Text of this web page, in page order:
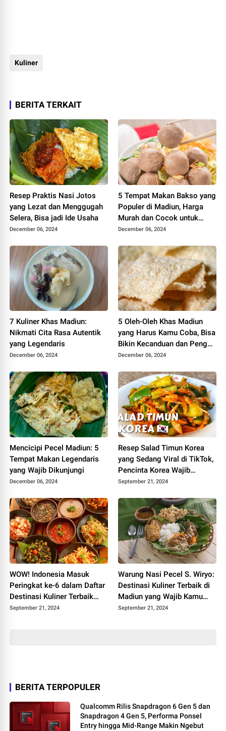
Kuliner
BERITA TERKAIT
Resep Praktis Nasi Jotos
yang Lezat dan Menggugah
Selera, Bisa jadi Ide Usaha
December 06, 2024
5 Tempat Makan Bakso yang
Populer di Madiun, Harga
Murah dan Cocok untuk
Semua Lidah
December 06, 2024
7 Kuliner Khas Madiun:
Nikmati Cita Rasa Autentik
yang Legendaris
December 06, 2024
5 Oleh-Oleh Khas Madiun
yang Harus Kamu Coba, Bisa
Bikin Kecanduan dan Pengen
Icip-icip Lagi
December 06, 2024
Mencicipi Pecel Madiun: 5
Tempat Makan Legendaris
yang Wajib Dikunjungi
December 06, 2024
Resep Salad Timun Korea
yang Sedang Viral di TikTok,
Pencinta Korea Wajib
Cobain!
September 21, 2024
WOW! Indonesia Masuk
Peringkat ke-6 dalam Daftar
Destinasi Kuliner Terbaik
Dunia Versi TasteAtlas
September 21, 2024
Warung Nasi Pecel S. Wiryo:
Destinasi Kuliner Terbaik di
Madiun yang Wajib Kamu
Coba!
September 21, 2024
BERITA TERPOPULER
Qualcomm Rilis Snapdragon 6 Gen 5 dan
Snapdragon 4 Gen 5, Performa Ponsel
Entry hingga Mid-Range Makin Ngebut